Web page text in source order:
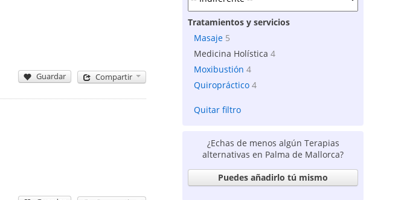
Guardar Compartir
Tratamientos y servicios
Masaje 5
Medicina Holística 4
Moxibustión 4
Quiropráctico 4
Quitar filtro
¿Echas de menos algún Terapias
alternativas en Palma de Mallorca?
Puedes añadirlo tú mismo